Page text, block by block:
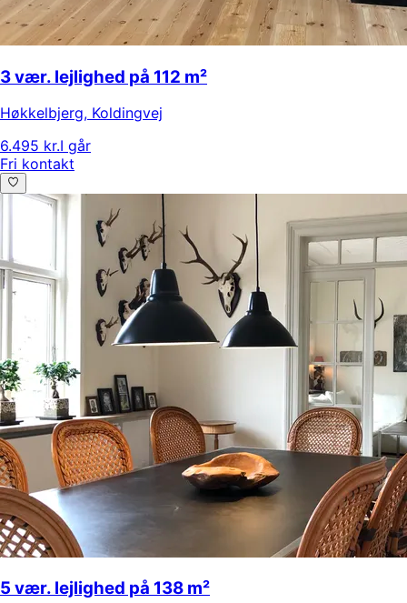
3 vær. lejlighed på 112 m²
Høkkelbjerg, Koldingvej
6.495 kr.I går
Fri kontakt
5 vær. lejlighed på 138 m²